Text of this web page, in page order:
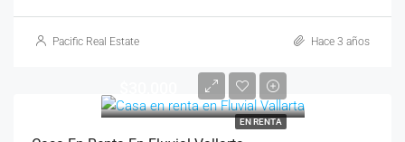
Pacific Real Estate Hace 3 años
EN RENTA